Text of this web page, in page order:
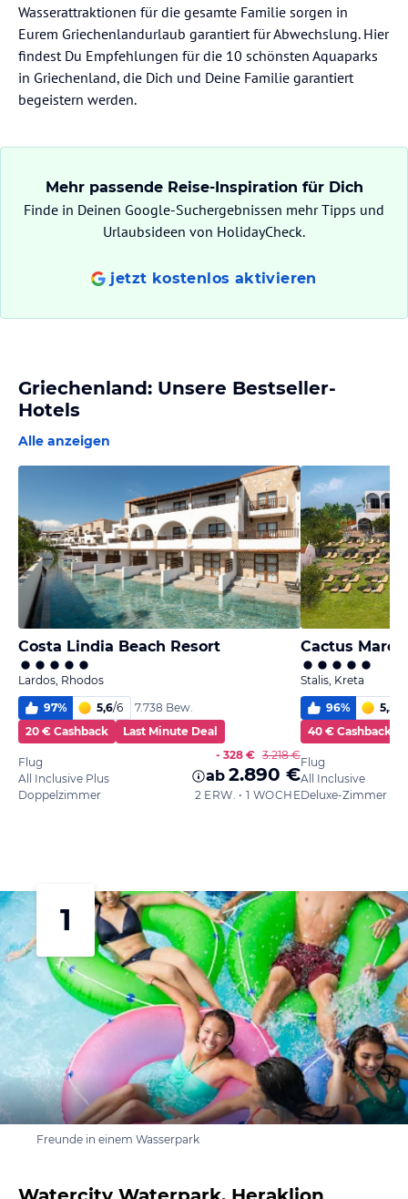
Wasserattraktionen für die gesamte Familie sorgen in
Eurem Griechenlandurlaub garantiert für Abwechslung. Hier
findest Du Empfehlungen für die 10 schönsten Aquaparks
in Griechenland, die Dich und Deine Familie garantiert
begeistern werden.
Mehr passende Reise-Inspiration für Dich
Finde in Deinen Google-Suchergebnissen mehr Tipps und
Urlaubsideen von HolidayCheck.
jetzt kostenlos aktivieren
Griechenland: Unsere Bestseller-
Hotels
Alle anzeigen
Costa Lindia Beach Resort
Lardos, Rhodos
97% 5,6/6
7.738 Bew.
20 € Cashback
Last Minute Deal
Flug
All Inclusive Plus
Doppelzimmer
- 328 € 3.218 €
ab 2.890 €
2 ERW. • 1 WOCHE
Cactus Mare
Stalis, Kreta
96% 5,5
40 € Cashback
Flug
All Inclusive
1
Freunde in einem Wasserpark